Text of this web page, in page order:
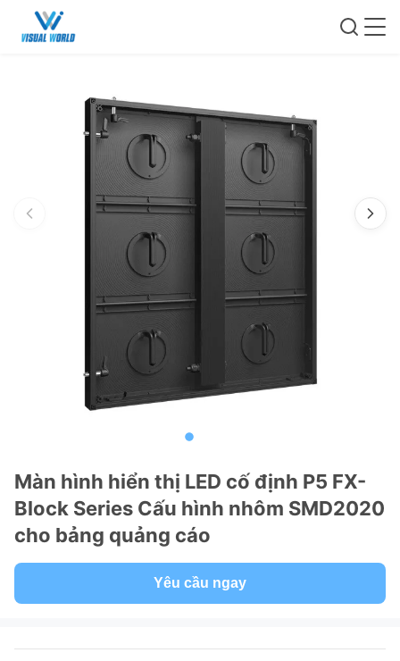
Màn hình hiển thị LED cố định P5 FX-
Block Series Cấu hình nhôm SMD2020
cho bảng quảng cáo
Yêu cầu ngay